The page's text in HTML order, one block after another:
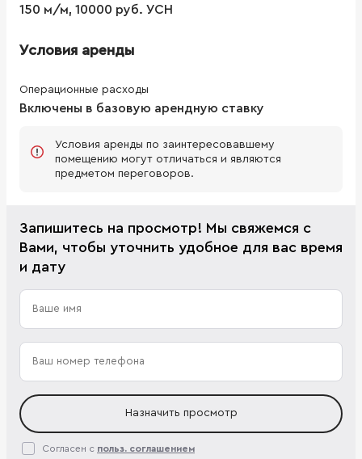
150 м/м, 10000 руб. УСН
Условия аренды
Операционные расходы
Включены в базовую арендную ставку
Условия аренды по заинтересовавшему
помещению могут отличаться и являются
предметом переговоров.
Запишитесь на просмотр! Мы свяжемся с
Вами, чтобы уточнить удобное для вас время
и дату
Назначить просмотр
Согласен с польз. соглашением